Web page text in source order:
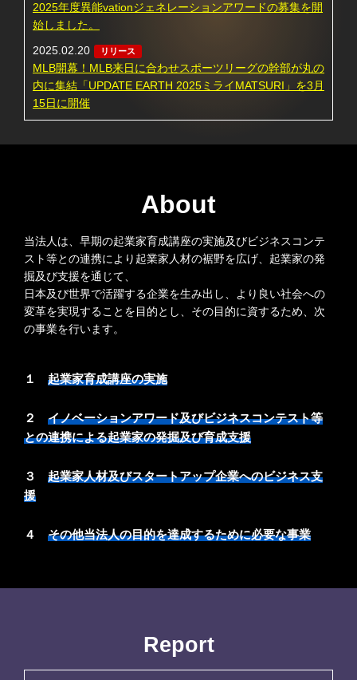
2025年度異能vationジェネレーションアワードの募集を開
始しました。
2025.02.20
リリース
MLB開幕！MLB来日に合わせスポーツリーグの幹部が丸の
内に集結「UPDATE EARTH 2025ミライMATSURI」を3月
15日に開催
About
当法人は、早期の起業家育成講座の実施及びビジネスコンテ
スト等との連携により起業家人材の裾野を広げ、起業家の発
掘及び支援を通じて、
日本及び世界で活躍する企業を生み出し、より良い社会への
変革を実現することを目的とし、その目的に資するため、次
の事業を行います。
１ 起業家育成講座の実施
２ イノベーションアワード及びビジネスコンテスト等
との連携による起業家の発掘及び育成支援
３ 起業家人材及びスタートアップ企業へのビジネス支
援
４ その他当法人の目的を達成するために必要な事業
Report